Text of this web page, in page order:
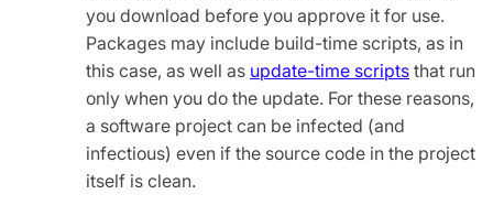
you download before you approve it for use.
Packages may include build-time scripts, as in
this case, as well as update-time scripts that run
only when you do the update. For these reasons,
a software project can be infected (and
infectious) even if the source code in the project
itself is clean.